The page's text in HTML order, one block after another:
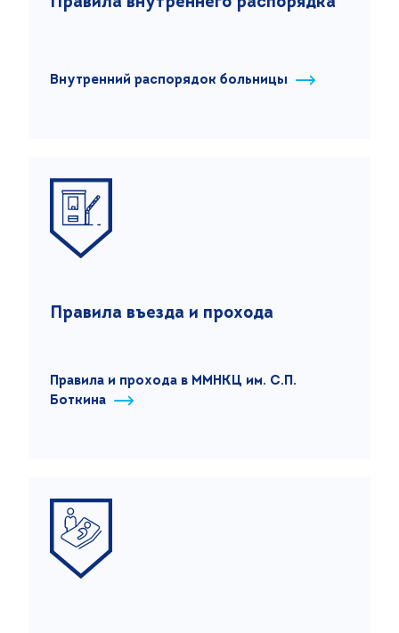
Внутренний распорядок больницы
Правила въезда и прохода
Правила и прохода в ММНКЦ им. С.П.
Боткина